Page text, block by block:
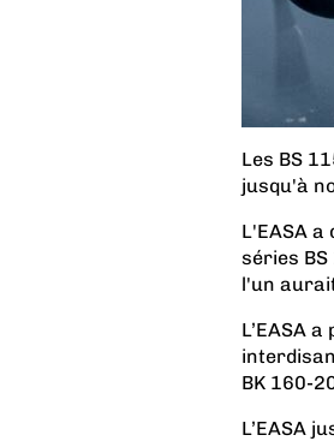
Les BS
jusqu'à
L'EASA
séries
l'un
L’EASA
BK 160-
L’EASA